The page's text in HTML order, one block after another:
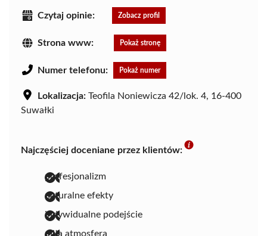
Czytaj opinie: Zobacz profil
Strona www: Pokaż stronę
Numer telefonu: Pokaż numer
Lokalizacja: Teofila Noniewicza 42/lok. 4, 16-400
Suwałki
Najczęściej doceniane przez klientów:
profesjonalizm
naturalne efekty
indywidualne podejście
miła atmosfera